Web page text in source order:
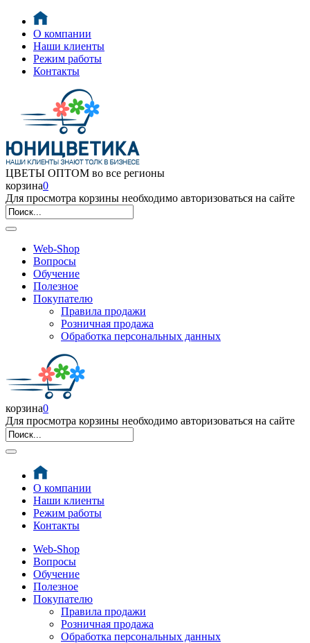
О компании
Наши клиенты
Режим работы
Контакты
ЦВЕТЫ ОПТОМ во все регионы
корзина0
Для просмотра корзины необходимо авторизоваться на сайте
Web-Shop
Вопросы
Обучение
Полезное
Покупателю
Правила продажи
Розничная продажа
Обработка персональных данных
корзина0
Для просмотра корзины необходимо авторизоваться на сайте
О компании
Наши клиенты
Режим работы
Контакты
Web-Shop
Вопросы
Обучение
Полезное
Покупателю
Правила продажи
Розничная продажа
Обработка персональных данных